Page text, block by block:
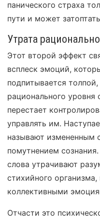
панического страха
пути и может
Утрата
Этот второй эффект
всплеск эмоций,
подпитывается
рационального уровня
перестает
управлять им.
называют измененным
помутнением
слова утрачивают
стихийного
коллективными
Отчасти это